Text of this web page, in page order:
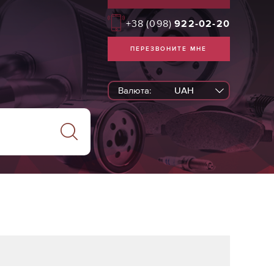
+38 (098) 922-02-20
ПЕРЕЗВОНИТЕ МНЕ
Валюта: UAH